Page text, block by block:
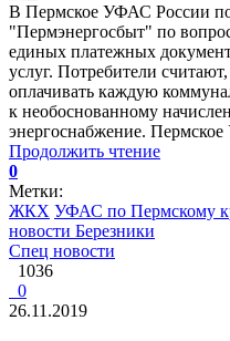
В Пермское УФАС России
"Пермэнергосбыт" по
единых платежных
услуг. Потребители
оплачивать каждую
к необоснованному
энергоснабжение.
Продолжить чтение
0
Метки:
ЖКХ УФАС по Пермскому
новости Березники
Спец новости
1036
0
26.11.2019